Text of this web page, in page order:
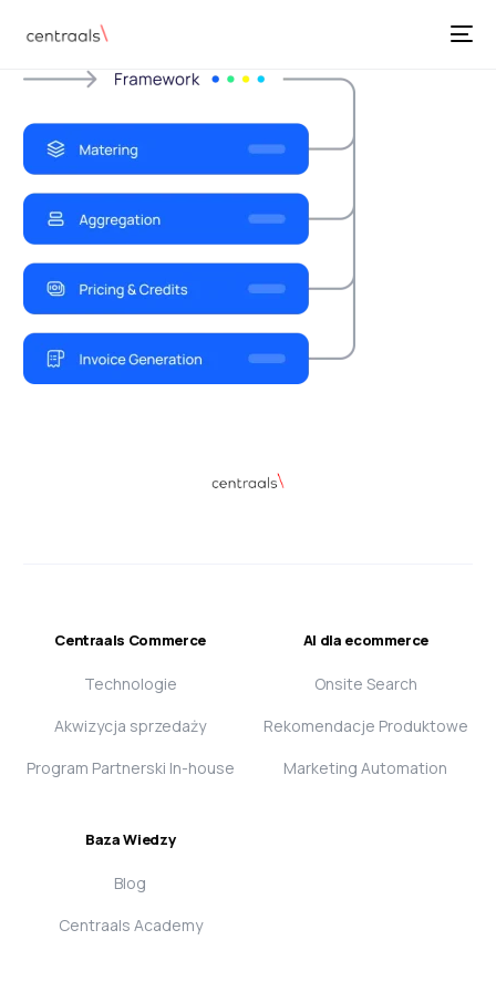
Centraals Commerce
Technologie
Akwizycja sprzedaży
Program Partnerski In-house
AI dla ecommerce
Onsite Search
Rekomendacje Produktowe
Marketing Automation
Baza Wiedzy
Blog
Centraals Academy